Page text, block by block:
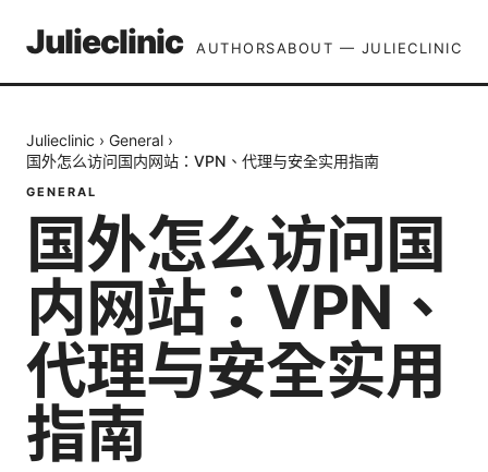
Julieclinic AUTHORSABOUT — JULIECLINIC
Julieclinic › General ›
国外怎么访问国内网站：VPN、代理与安全实用指南
GENERAL
国外怎么访问国
内网站：VPN、
代理与安全实用
指南